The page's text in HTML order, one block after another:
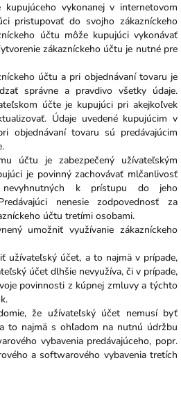
kupujúceho vykonanej v internetovom
pristupovať do svojho zákazníckeho
účtu môže kupujúci vykonávať
zákazníckeho účtu je nutné pre
účtu a pri objednávaní tovaru je
správne a pravdivo všetky údaje.
účte je kupujúci pri akejkoľvek
Údaje uvedené kupujúcim v
objednávaní tovaru sú predávajúcim
účtu je zabezpečený užívateľským
je povinný zachovávať mlčanlivosť
nevyhnutných k prístupu do jeho
nenesie zodpovednosť za
účtu tretími osobami.
umožniť využívanie zákazníckeho
užívateľský účet, a to najmä v prípade,
účet dlhšie nevyužíva, či v prípade,
povinnosti z kúpnej zmluvy a týchto
že užívateľský účet nemusí byť
to najmä s ohľadom na nutnú údržbu
vybavenia predávajúceho, popr.
a softwarového vybavenia tretích